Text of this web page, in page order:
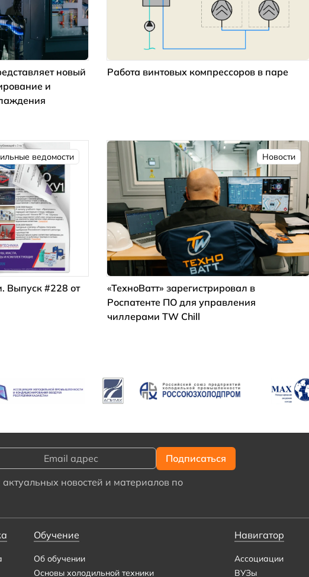
новый
и
Работа винтовых компрессоров в паре
ведомости
Выпуск #228 от
Новости
«ТехноВатт» зарегистрировал в
Роспатенте ПО для управления
чиллерами TW Chill
новостей и материалов по
Обучение
Об обучении
Основы холодильной техники
Навигатор
Ассоциации
ВУЗы